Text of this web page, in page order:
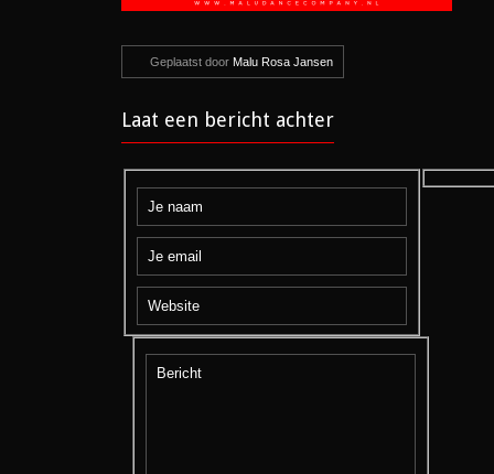
Geplaatst door Malu Rosa Jansen
Laat een bericht achter